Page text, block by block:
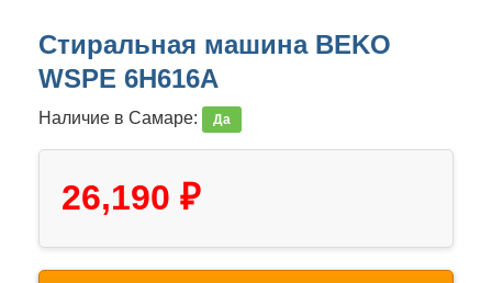
Стиральная машина BEKO
WSPE 6H616A
Наличие в Самаре: Да
26,190 ₽